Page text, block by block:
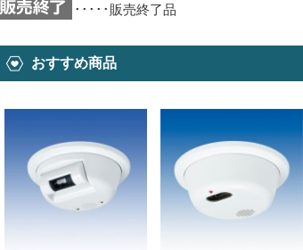
･････販売終了品
おすすめ商品